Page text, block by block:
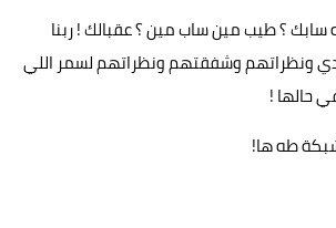
؟ طيب مين ساب مين ؟ عقبالك ! ربنا
ونظراتهم وشفقتهم ونظراتهم لسمر اللي
حالها !
طه ها!